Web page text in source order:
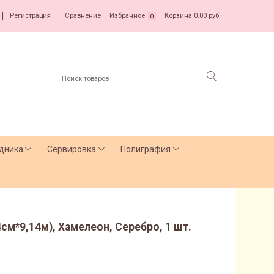
Регистрация Сравнение Избранное 0 Корзина 0.00 руб
Сервировка Полиграфия
Хамелеон, Серебро, 1 шт.